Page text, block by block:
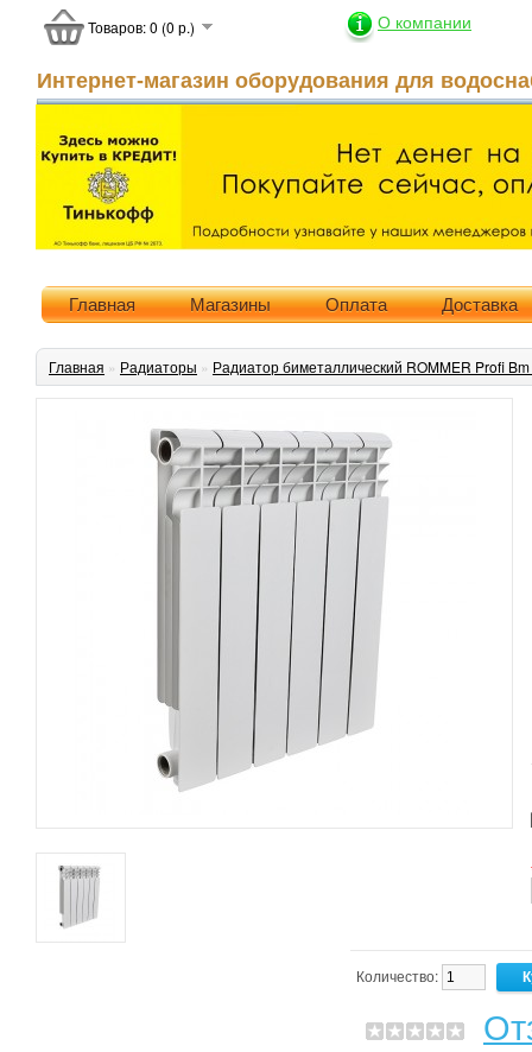
О компании
Интернет-магазин оборудования для
Товаров: 0 (0 р.)
Главная Магазины Оплата Доставка
Главная » Радиаторы » Радиатор биметаллический ROMMER Profi
Количество: